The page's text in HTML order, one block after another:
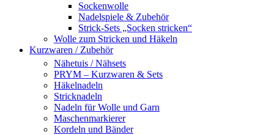
Sockenwolle
Nadelspiele & Zubehör
Strick-Sets „Socken stricken“
Wolle zum Stricken und Häkeln
Kurzwaren / Zubehör
Nähetuis / Nähsets
PRYM – Kurzwaren & Sets
Häkelnadeln
Stricknadeln
Nadeln für Wolle und Garn
Maschenmarkierer
Kordeln und Bänder